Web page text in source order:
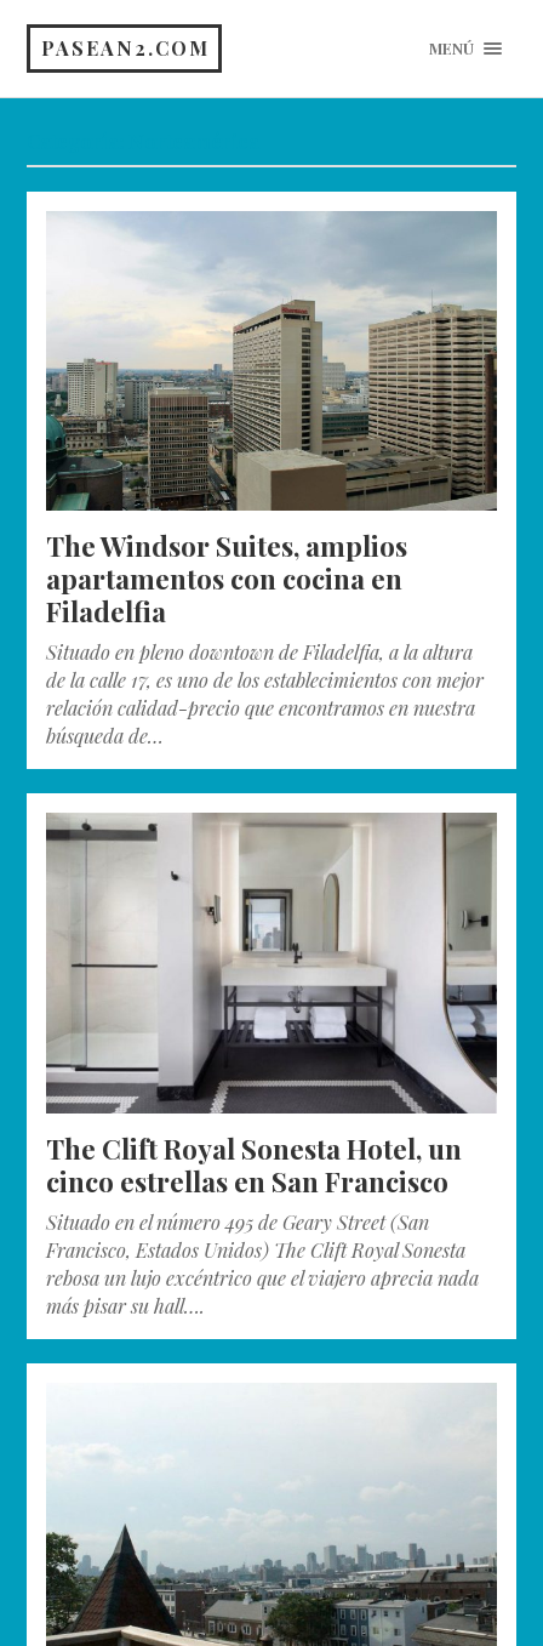
PASEAN2.COM MENÚ
The Windsor Suites, amplios
apartamentos con cocina en
Filadelfia
Situado en pleno downtown de Filadelfia, a la altura
de la calle 17, es uno de los establecimientos con mejor
relación calidad-precio que encontramos en nuestra
búsqueda de…
The Clift Royal Sonesta Hotel, un
cinco estrellas en San Francisco
Situado en el número 495 de Geary Street (San
Francisco, Estados Unidos) The Clift Royal Sonesta
rebosa un lujo excéntrico que el viajero aprecia nada
más pisar su hall….